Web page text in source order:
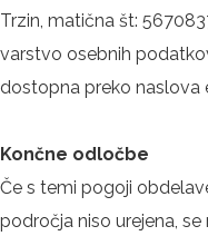
Trzin, matična št:
varstvo osebnih
dostopna preko naslova
Končne odločbe
Če s temi pogoji
področja niso urejena,